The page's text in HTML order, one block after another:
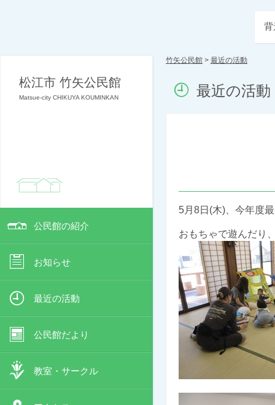
松江市 竹矢公民館
Matsue-city CHIKUYA KOUMINKAN
公民館の紹介
お知らせ
最近の活動
公民館だより
教室・サークル
背
竹矢公民館 > 最近の活動
最近の活動
5月8日(木)、今年度
おもちゃで遊んだり